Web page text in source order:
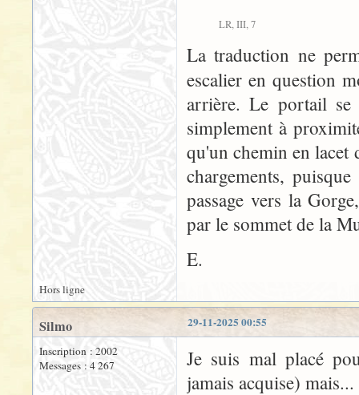
LR, III, 7
La traduction ne
escalier en question
arrière. Le portail se
simplement à
qu'un chemin en lacet
chargements,
passage vers la
par le sommet de la
E.
Hors ligne
29-11-2025 00:55
Silmo
Inscription : 2002
Messages : 4 267
Je suis mal placé
jamais acquise) mais...